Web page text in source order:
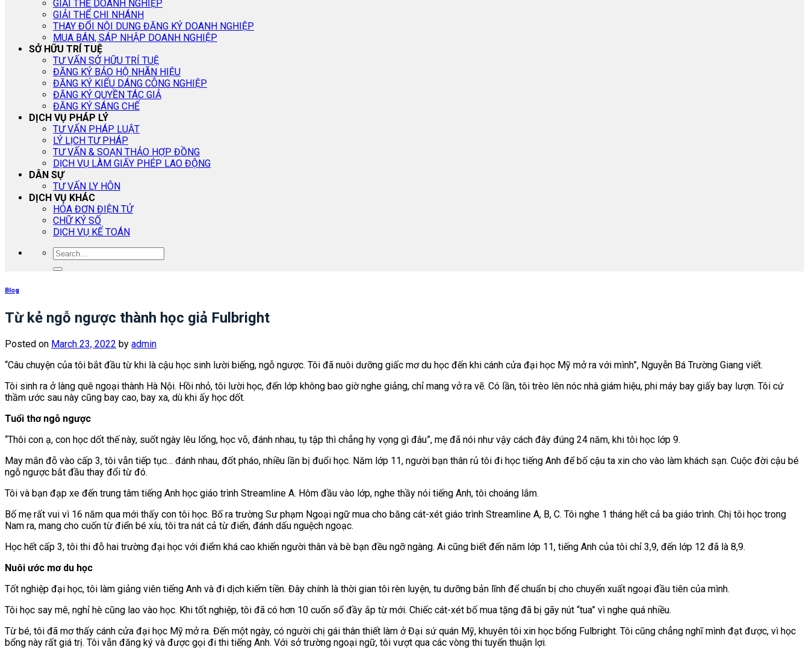
GIẢI THỂ DOANH NGHIỆP
GIẢI THỂ CHI NHÁNH
THAY ĐỔI NỘI DUNG ĐĂNG KÝ DOANH NGHIỆP
MUA BÁN, SÁP NHẬP DOANH NGHIỆP
SỞ HỮU TRÍ TUỆ
TƯ VẤN SỞ HỮU TRÍ TUỆ
ĐĂNG KÝ BẢO HỘ NHÃN HIỆU
ĐĂNG KÝ KIỂU DÁNG CÔNG NGHIỆP
ĐĂNG KÝ QUYỀN TÁC GIẢ
ĐĂNG KÝ SÁNG CHẾ
DỊCH VỤ PHÁP LÝ
TƯ VẤN PHÁP LUẬT
LÝ LỊCH TƯ PHÁP
TƯ VẤN & SOẠN THẢO HỢP ĐỒNG
DỊCH VỤ LÀM GIẤY PHÉP LAO ĐỘNG
DÂN SỰ
TƯ VẤN LY HÔN
DỊCH VỤ KHÁC
HÓA ĐƠN ĐIỆN TỬ
CHỮ KÝ SỐ
DỊCH VỤ KẾ TOÁN
Blog
Từ kẻ ngỗ ngược thành học giả Fulbright
Posted on March 23, 2022 by admin
“Câu chuyện của tôi bắt đầu từ khi là cậu học sinh lười biếng, ngỗ ngược. Tôi đã nuôi dưỡng giấc mơ du học đến khi cánh cửa đại học Mỹ mở ra với mình”, Nguyễn Bá Trường Giang viết.
Tôi sinh ra ở làng quê ngoại thành Hà Nội. Hồi nhỏ, tôi lười học, đến lớp không bao giờ nghe giảng, chỉ mang vở ra vẽ. Có lần, tôi trèo lên nóc nhà giám hiệu, phi máy bay giấy bay lượn. Tôi cứ
thầm ước sau này cũng bay cao, bay xa, dù khi ấy học dốt.
Tuổi thơ ngỗ ngược
“Thôi con ạ, con học dốt thế này, suốt ngày lêu lổng, học võ, đánh nhau, tụ tập thì chẳng hy vọng gì đâu”, mẹ đã nói như vậy cách đây đúng 24 năm, khi tôi học lớp 9.
May mắn đỗ vào cấp 3, tôi vẫn tiếp tục… đánh nhau, đốt pháo, nhiều lần bị đuổi học. Năm lớp 11, người bạn thân rủ tôi đi học tiếng Anh để bố cậu ta xin cho vào làm khách sạn. Cuộc đời cậu bé
ngỗ ngược bắt đầu thay đổi từ đó.
Tôi và bạn đạp xe đến trung tâm tiếng Anh học giáo trình Streamline A. Hôm đầu vào lớp, nghe thầy nói tiếng Anh, tôi choáng lắm.
Bố mẹ rất vui vì 16 năm qua mới thấy con tôi học. Bố ra trường Sư phạm Ngoại ngữ mua cho băng cát-xét giáo trình Streamline A, B, C. Tôi nghe 1 tháng hết cả ba giáo trình. Chị tôi học trong
Nam ra, mang cho cuốn từ điển bé xíu, tôi tra nát cả từ điển, đánh dấu nguệch ngoạc.
Học hết cấp 3, tôi thi đỗ hai trường đại học với điểm khá cao khiến người thân và bè bạn đều ngỡ ngàng. Ai cũng biết đến năm lớp 11, tiếng Anh của tôi chỉ 3,9, đến lớp 12 đã là 8,9.
Nuôi ước mơ du học
Tốt nghiệp đại học, tôi làm giảng viên tiếng Anh và đi dịch kiếm tiền. Đây chính là thời gian tôi rèn luyện, tu dưỡng bản lĩnh để chuẩn bị cho chuyến xuất ngoại đầu tiên của mình.
Tôi học say mê, nghỉ hè cũng lao vào học. Khi tốt nghiệp, tôi đã có hơn 10 cuốn sổ đầy ắp từ mới. Chiếc cát-xét bố mua tặng đã bị gãy nút “tua” vì nghe quá nhiều.
Từ bé, tôi đã mơ thấy cánh cửa đại học Mỹ mở ra. Đến một ngày, có người chị gái thân thiết làm ở Đại sứ quán Mỹ, khuyên tôi xin học bổng Fulbright. Tôi cũng chẳng nghĩ mình đạt được, vì học
bổng này rất giá trị. Tôi vẫn đăng ký và được gọi đi thi tiếng Anh. Với sở trường ngoại ngữ, tôi vượt qua các vòng thi tuyển thuận lợi.